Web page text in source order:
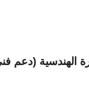
الهندسية